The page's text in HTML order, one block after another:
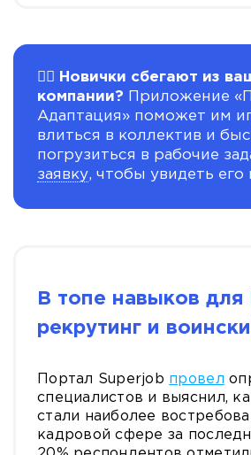
🏃‍♂️ Новички сбегают из
компании? Приложение
Адаптация» поможет им
влиться в коллектив и
погрузиться в рабочие
заявку, чтобы увидеть его
В топе навыков для
рекрутинг и
Портал Superjob провел
специалистов и выяснил,
стали наиболее
кадровой сфере за